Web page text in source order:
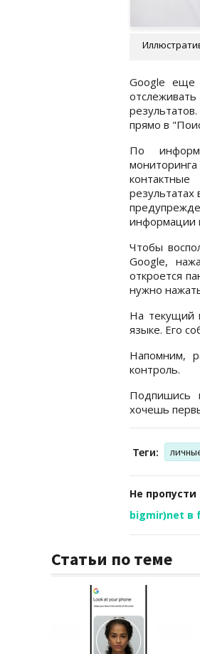
Google еще
прямо в
По
информации
Чтобы
Google,
откроется
нужно
На текущий
языке. Его
Напомним,
контроль.
Подпишись
хочешь
Теги:
Не
bigmir)net в
Статьи по теме